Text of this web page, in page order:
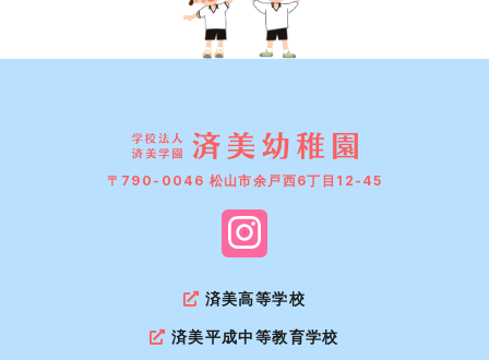
〒790-0046 松山市余戸西6丁目12-45
済美高等学校
済美平成中等教育学校